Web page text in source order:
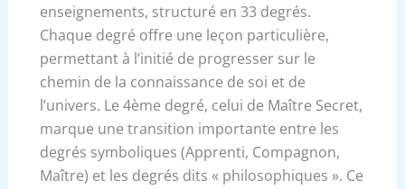
enseignements, structuré en 33 degrés.
Chaque degré offre une leçon particulière,
permettant à l’initié de progresser sur le
chemin de la connaissance de soi et de
l’univers. Le 4ème degré, celui de Maître Secret,
marque une transition importante entre les
degrés symboliques (Apprenti, Compagnon,
Maître) et les degrés dits « philosophiques ». Ce